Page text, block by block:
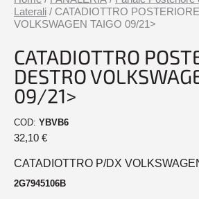
Laterali / CATADIOTTRO
VOLKSWAGEN TAIGO 09/21>
CATADIOTTRO
DESTRO
09/21>
COD: YBVB6
32,10 €
CATADIOTTRO P/DX
2G7945106B